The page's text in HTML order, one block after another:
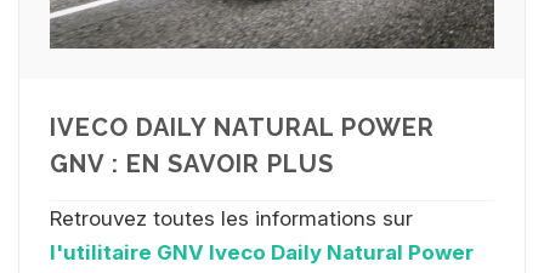
IVECO DAILY NATURAL POWER
GNV : EN SAVOIR PLUS
Retrouvez toutes les informations sur
l'utilitaire GNV Iveco Daily Natural Power